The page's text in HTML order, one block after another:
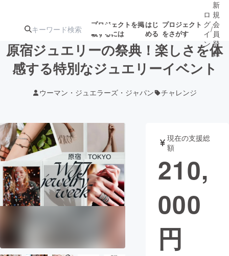
プロジェクトを掲
載するには
はじ
める
プロジェクト
をさがす
ターン
ジェクト
ロジェクト
されます
アート・写真 音楽
テクノロジー・ガジェット ゲーム・サ
映像・映画
まちづくり・地域活性化
ロ
グ
イ
ン
/
新
規
会
員
登
録
原宿ジュエリーの祭典！楽しさを体
感する特別なジュエリーイベント
ウーマン・ジュエラーズ・ジャパン チャレンジ
現在の支援総
額
210,
000
円